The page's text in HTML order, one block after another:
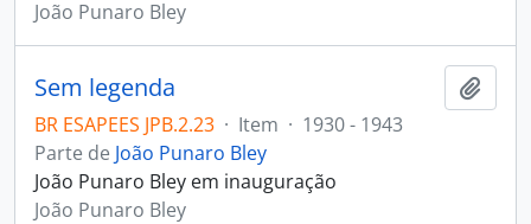
João Punaro Bley
Sem legenda
BR ESAPEES JPB.2.23 · Item · 1930 - 1943
Parte de João Punaro Bley
João Punaro Bley em inauguração
João Punaro Bley